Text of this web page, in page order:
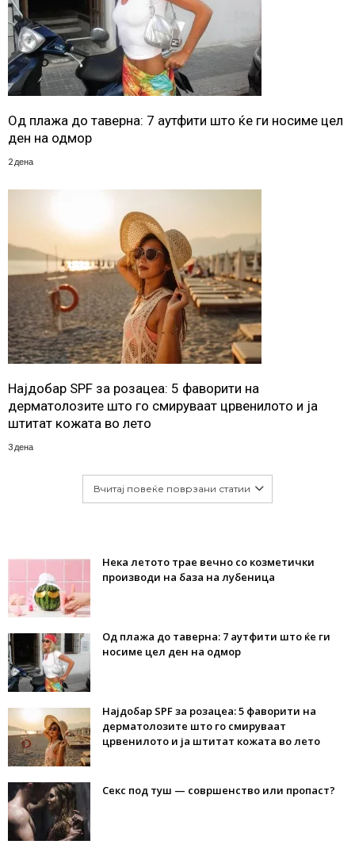
Од плажа до таверна: 7 аутфити што ќе ги носиме цел
ден на одмор
2 дена
Најдобар SPF за розацеа: 5 фаворити на
дерматолозите што го смируваат црвенилото и ја
штитат кожата во лето
3 дена
Вчитај повеќе поврзани статии
Нека летото трае вечно со козметички
производи на база на лубеница
Од плажа до таверна: 7 аутфити што ќе ги
носиме цел ден на одмор
Најдобар SPF за розацеа: 5 фаворити на
дерматолозите што го смируваат
црвенилото и ја штитат кожата во лето
Секс под туш — совршенство или пропаст?